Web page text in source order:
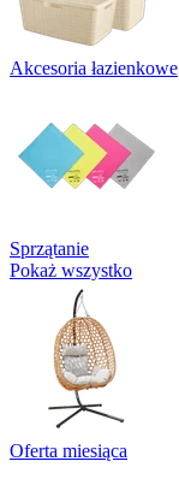
Akcesoria łazienkowe
Sprzątanie
Pokaż wszystko
Oferta miesiąca